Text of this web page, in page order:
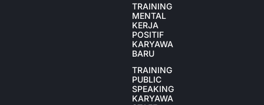
TRAINING
MENTAL
KERJA
POSITIF
KARYAWAN
BARU
TRAINING
PUBLIC
SPEAKING
KARYAWAN